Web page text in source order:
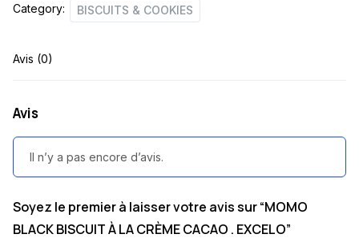
EXCELO
Category: BISCUITS & COOKIES
Avis (0)
Avis
Il n’y a pas encore d’avis.
Soyez le premier à laisser votre avis sur “MOMO
BLACK BISCUIT À LA CRÈME CACAO . EXCELO”